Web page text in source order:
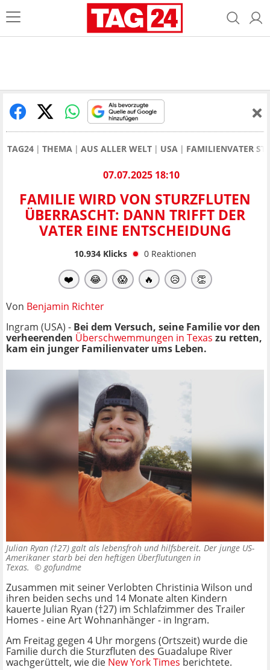
TAG24 THEMA AUS ALLER WELT USA FAMILIENVATER
07.07.2025 18:10
FAMILIE WIRD VON STURZFLUTEN
ÜBERRASCHT: DANN TRIFFT DER
VATER EINE ENTSCHEIDUNG
10.934Klicks 0 Reaktionen
❤️ 😂 😱 🔥 😥 👏
Von Benjamin Richter
Ingram (USA) - Bei dem Versuch, seine Familie vor den
verheerenden Überschwemmungen in Texas zu retten,
kam ein junger Familienvater ums Leben.
Julian Ryan (†27) galt als lebensfroh und hilfsbereit. Der junge US-
Amerikaner starb bei den heftigen Überflutungen in
Texas. ©gofundme
Zusammen mit seiner Verlobten Christinia Wilson und
ihren beiden sechs und 14 Monate alten Kindern
kauerte Julian Ryan (†27) im Schlafzimmer des Trailer
Homes - eine Art Wohnanhänger - in Ingram.
Am Freitag gegen 4 Uhr morgens (Ortszeit) wurde die
Familie durch die Sturzfluten des Guadalupe River
wachgerüttelt, wie die New York Times berichtete.